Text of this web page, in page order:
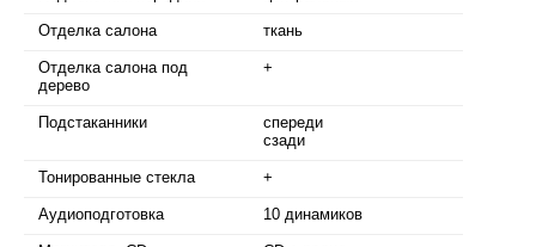
Отделка салона ткань
Отделка салона под
дерево
+
Подстаканники
спереди
сзади
Тонированные стекла +
Аудиоподготовка 10 динамиков